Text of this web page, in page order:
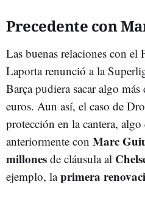
Precedente con
Las buenas relaciones con el
Laporta renunció a la
Barça pudiera sacar algo
euros. Aun así, el caso de
protección en la cantera,
anteriormente con Marc
millones de cláusula al
ejemplo, laprimera